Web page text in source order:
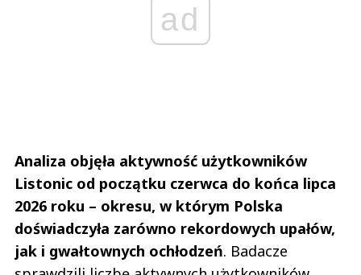
ad
Analiza objęła aktywność użytkowników
Listonic od początku czerwca do końca lipca
2026 roku – okresu, w którym Polska
doświadczyła zarówno rekordowych upałów,
jak i gwałtownych ochłodzeń. Badacze